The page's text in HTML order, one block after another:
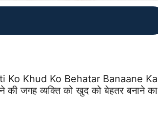
Ko Khud Ko Behatar Banaane Ka
जगह व्यक्ति को खुद को बेहतर बनाने का